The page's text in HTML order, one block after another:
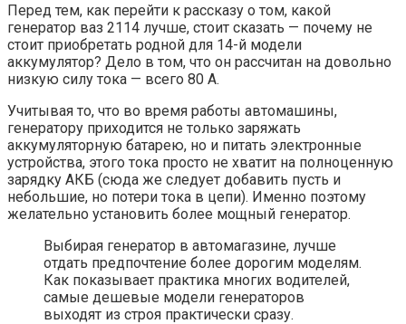
Перед тем, как перейти к рассказу о том, какой
генератор ваз 2114 лучше, стоит сказать — почему не
стоит приобретать родной для 14-й модели
аккумулятор? Дело в том, что он рассчитан на довольно
низкую силу тока — всего 80 А.
Учитывая то, что во время работы автомашины,
генератору приходится не только заряжать
аккумуляторную батарею, но и питать электронные
устройства, этого тока просто не хватит на полноценную
зарядку АКБ (сюда же следует добавить пусть и
небольшие, но потери тока в цепи). Именно поэтому
желательно установить более мощный генератор.
Выбирая генератор в автомагазине, лучше
отдать предпочтение более дорогим моделям.
Как показывает практика многих водителей,
самые дешевые модели генераторов
выходят из строя практически сразу.